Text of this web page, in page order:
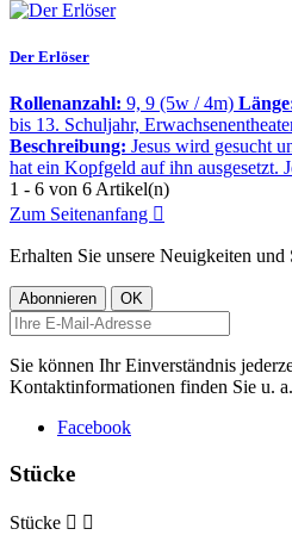
Der Erlöser
Rollenanzahl: 9, 9 (5w / 4m)
bis 13. Schuljahr,
Beschreibung: Jesus wird gesucht
hat ein Kopfgeld auf ihn ausgesetzt.
1 - 6 von 6 Artikel(n)
Zum Seitenanfang 
Erhalten Sie unsere Neuigkeiten und
Sie können Ihr Einverständnis
Kontaktinformationen finden Sie u.
Facebook
Stücke
Stücke  